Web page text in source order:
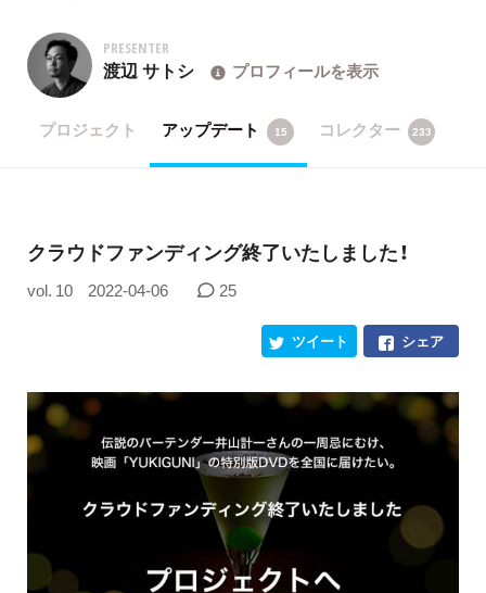
PRESENTER
渡辺 サトシ プロフィールを表示
プロジェクト アップデート 15 コレクター 233
クラウドファンディング終了いたしました！
vol. 10 2022-04-06 25
シェア
ツイート